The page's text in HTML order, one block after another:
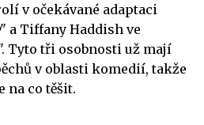
v očekávané adaptaci
" a Tiffany Haddish ve
Tyto tři osobnosti už mají
v oblasti komedií, takže
na co těšit.